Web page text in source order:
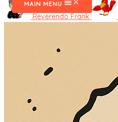
MAIN MENU
Reverendo Frank